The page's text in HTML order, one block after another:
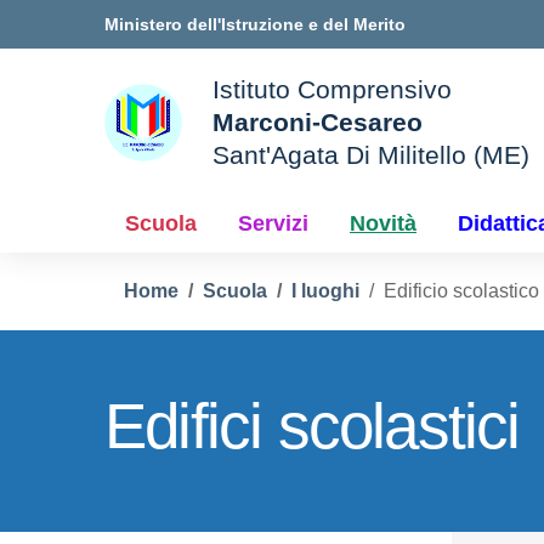
Ministero dell'Istruzione e del Merito
della scuola
Istituto Comprensivo
Marconi-Cesareo
Sant'Agata Di Militello (ME)
Scuola Servizi Novità
Home Scuola I luoghi Edificio scolastico
Edifici scolastici